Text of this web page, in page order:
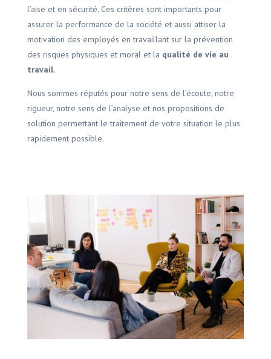
l’aise et en sécurité. Ces critères sont importants pour
assurer la performance de la société et aussi attiser la
motivation des employés en travaillant sur la prévention
des risques physiques et moral et la qualité de vie au
travail.
Nous sommes réputés pour notre sens de l’écoute, notre
rigueur, notre sens de l’analyse et nos propositions de
solution permettant le traitement de votre situation le plus
rapidement possible.